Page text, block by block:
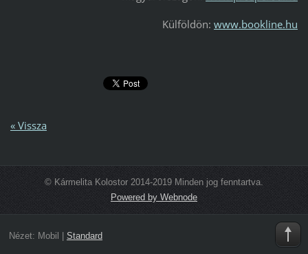
Külföldön:www.bookline.hu
« Vissza
© Kármelita Kolostor 2014-2019 Minden jog fenntartva.
Powered by Webnode
Nézet: Mobil | Standard